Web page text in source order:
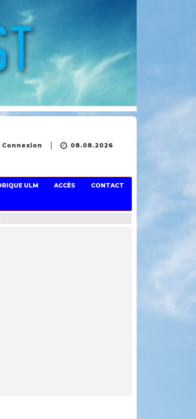
Connexion 08.08.2026
ULM ACCÈS CONTACT